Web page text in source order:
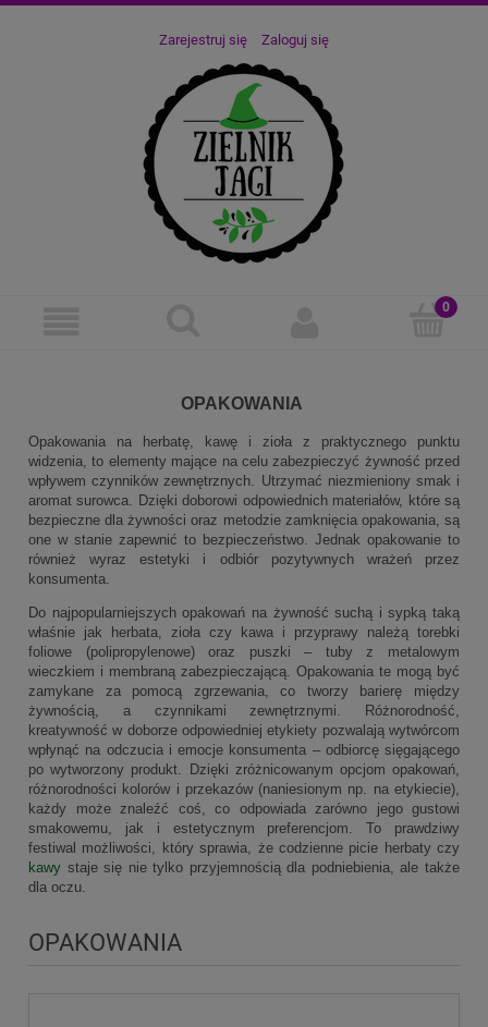
Zarejestruj się Zaloguj się
OPAKOWANIA
Opakowania na herbatę, kawę i zioła z praktycznego punktu
widzenia, to elementy mające na celu zabezpieczyć żywność przed
wpływem czynników zewnętrznych. Utrzymać niezmieniony smak i
aromat surowca. Dzięki doborowi odpowiednich materiałów, które są
bezpieczne dla żywności oraz metodzie zamknięcia opakowania, są
one w stanie zapewnić to bezpieczeństwo. Jednak opakowanie to
również wyraz estetyki i odbiór pozytywnych wrażeń przez
konsumenta.
Do najpopularniejszych opakowań na żywność suchą i sypką taką
właśnie jak herbata, zioła czy kawa i przyprawy należą torebki
foliowe (polipropylenowe) oraz puszki – tuby z metalowym
wieczkiem i membraną zabezpieczającą. Opakowania te mogą być
zamykane za pomocą zgrzewania, co tworzy barierę między
żywnością, a czynnikami zewnętrznymi. Różnorodność,
kreatywność w doborze odpowiedniej etykiety pozwalają wytwórcom
wpłynąć na odczucia i emocje konsumenta – odbiorcę sięgającego
po wytworzony produkt. Dzięki zróżnicowanym opcjom opakowań,
różnorodności kolorów i przekazów (naniesionym np. na etykiecie),
każdy może znaleźć coś, co odpowiada zarówno jego gustowi
smakowemu, jak i estetycznym preferencjom. To prawdziwy
festiwal możliwości, który sprawia, że codzienne picie herbaty czy
kawy staje się nie tylko przyjemnością dla podniebienia, ale także
dla oczu.
OPAKOWANIA